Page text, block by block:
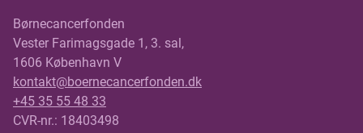
Børnecancerfonden
Vester Farimagsgade 1, 3. sal,
1606 København V
kontakt@boernecancerfonden.dk
+45 35 55 48 33
CVR-nr.: 18403498